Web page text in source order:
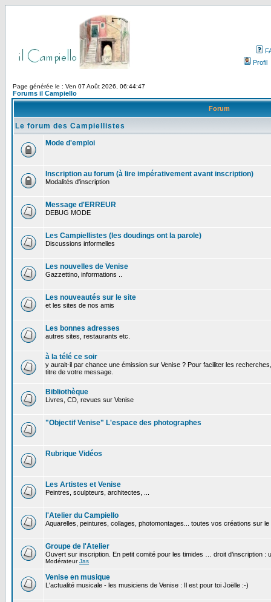
Profil
Page générée le : Ven 07 Août 2026, 06:44:47
Forums il Campiello
Forum
Le forum des Campiellistes
Mode d'emploi
Inscription au forum (à lire impérativement avant inscription)
Modalités d'inscription
Message d'ERREUR
DEBUG MODE
Les Campiellistes (les doudings ont la parole)
Discussions informelles
Les nouvelles de Venise
Gazzettino, informations ..
Les nouveautés sur le site
et les sites de nos amis
Les bonnes adresses
autres sites, restaurants etc.
à la télé ce soir
y aurait-il par chance une émission sur Venise ? Pour faciliter les
titre de votre message.
Bibliothèque
Livres, CD, revues sur Venise
"Objectif Venise" L'espace des photographes
Rubrique Vidéos
Les Artistes et Venise
Peintres, sculpteurs, architectes, ...
l'Atelier du Campiello
Aquarelles, peintures, collages, photomontages... toutes vos créations sur le
Groupe de l'Atelier
Ouvert sur inscription. En petit comité pour les timides … droit d’inscription :
ModérateurJas
Venise en musique
L'actualité musicale - les musiciens de Venise : Il est pour toi Joëlle :-)